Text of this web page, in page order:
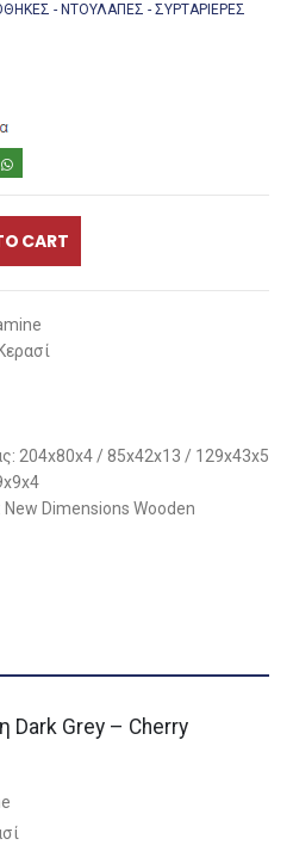
- ΝΤΟΥΛΆΠΕΣ - ΣΥΡΤΑΡΙΈΡΕΣ
CART
204x80x4 / 85x42x13 / 129x43x5
Dimensions Wooden
Grey – Cherry